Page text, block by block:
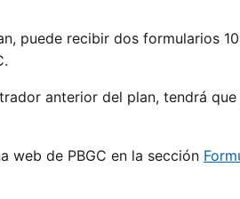
puede recibir dos formularios
anterior del plan, tendrá
web de PBGC en la sección